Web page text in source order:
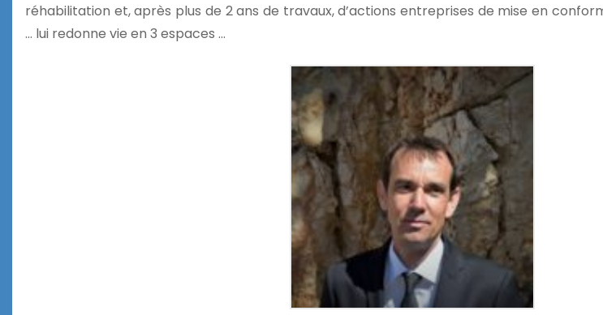
réhabilitation et, après plus de 2 ans de travaux, d’actions entreprises de mise en
… lui redonne vie en 3 espaces …